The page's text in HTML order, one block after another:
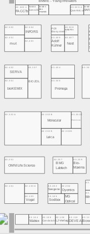
A3.104
Watrex
A3.106
Condalab
A3.108
LJ-Verlag
A3.110
DEVEA
A3.101
A3.103
Vogel
A3.105
Sodibox
MG
Optical
A3.103A A3.202
Seegene
A3.204
Dyomics
A3.201
OMNI Life Science
A3.207
BMG
Labtech
A3.209
Bio-
Maxima
A3.302A
A3.302E
Leica
A3.302D
A3.302B
Molecular
A3.302C
Phenomenex
A3.301
bioKEMIX
A3.307
BIOZOL A3.305
Promega
A3.402
SERVA
A3.404
A3.401
m-u-t
A3.403
A3.405
Adolf
Kühner
A3.407
Nest
A3.504
INFORS
A3.502 PCR
Biosystems
A3.508
PLANOPTIK
A3.503-1
FACCTs
A3.503-2
Sensific
A3.503-3
Histo-
mography
A3.503-4
QuantoLux